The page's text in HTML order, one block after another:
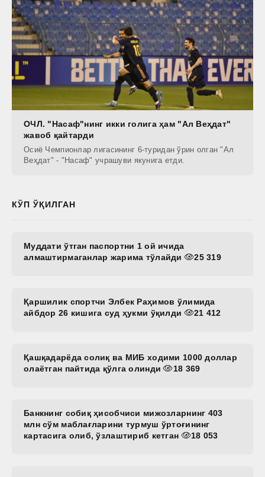
ОЧЛ. "Насаф"нинг икки голига ҳам "Ал Веҳдат"
жавоб қайтарди
Осиё Чемпионлар лигасининг 6-туридан ўрин олган "Ал
Веҳдат" - "Насаф" учрашуви якунига етди.
КЎП ЎҚИЛГАН
Муддати ўтган паспортни 1 ой ичида
алмаштирмаганлар жарима тўлайди
25 319
Қаршилик спортчи Элбек Раҳимов ўлимида
айбдор 26 кишига суд ҳукми ўқилди
21 412
Қашқадарёда солиқ ва МИБ ходими 1000 доллар
олаётган пайтида қўлга олинди
18 369
Банкнинг собиқ ҳисобчиси мижозларнинг 403
млн сўм маблағларини турмуш ўртоғининг
картасига олиб, ўзлаштириб кетган
18 053